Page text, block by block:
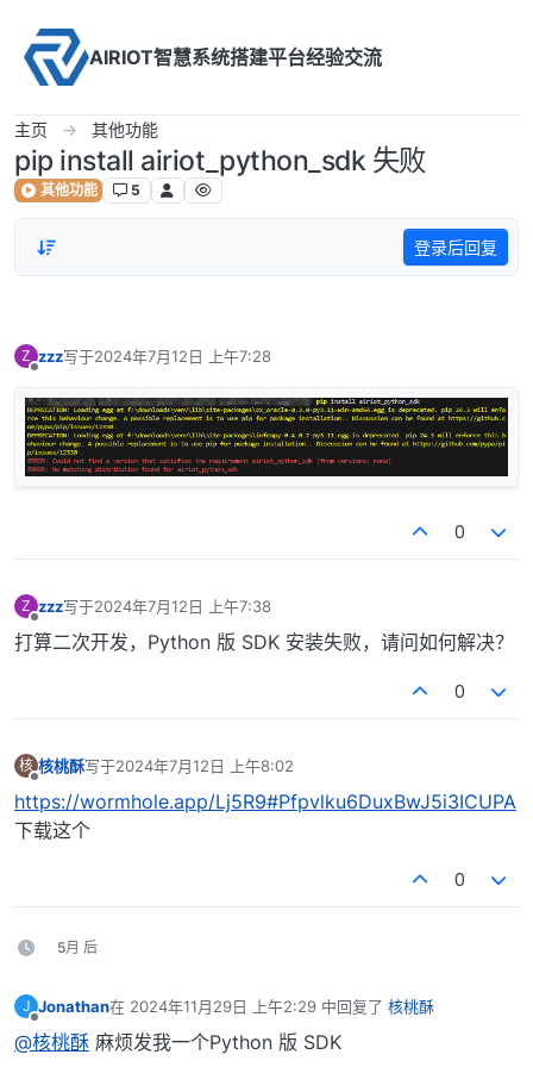
AIRIOT智慧系统搭建平台经验交流
主页 其他功能
pip install airiot_python_sdk 失败
其他功能 5
登录后回复
Z zzz写于2024年7月12日 上午7:28
最后由 编辑
0
Z zzz写于2024年7月12日 上午7:38
最后由 编辑
打算二次开发，Python 版 SDK 安装失败，请问如何解决？
0
核 核桃酥写于2024年7月12日 上午8:02
最后由 编辑
https://wormhole.app/Lj5R9#Pfpvlku6DuxBwJ5i3ICUPA
下载这个
0
5月 后
J Jonathan在 2024年11月29日 上午2:29 中回复了 核桃酥
最后由 编辑
@核桃酥 麻烦发我一个Python 版 SDK